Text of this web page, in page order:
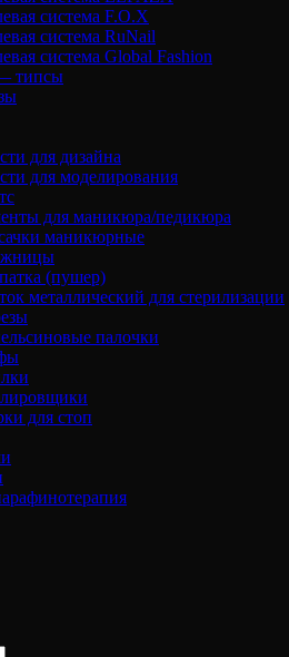
система F.O.X
система RuNail
система Global Fashion
типсы
для дизайна
для моделирования
для маникюра/педикюра
маникюрные
(пушер)
металлический для стерилизации
палочки
для стоп